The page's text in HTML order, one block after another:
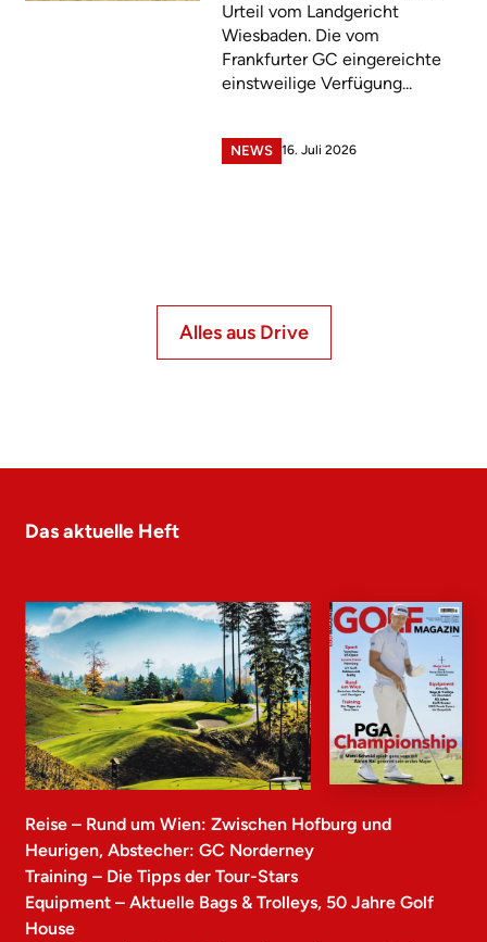
Urteil vom Landgericht
Wiesbaden. Die vom
Frankfurter GC eingereichte
einstweilige Verfügung...
NEWS 16. Juli 2026
Alles aus Drive
Das aktuelle Heft
Reise – Rund um Wien: Zwischen Hofburg und
Heurigen, Abstecher: GC Norderney
Training – Die Tipps der Tour-Stars
Equipment – Aktuelle Bags & Trolleys, 50 Jahre Golf
House